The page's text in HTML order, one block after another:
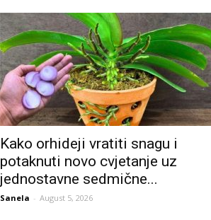
Kako orhideji vratiti snagu i
potaknuti novo cvjetanje uz
jednostavne sedmične...
Sanela - August 5, 2026